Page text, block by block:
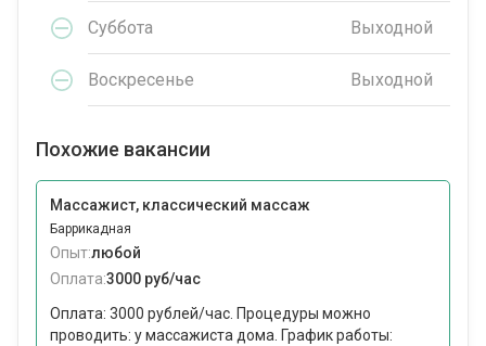
Суббота Выходной
Воскресенье Выходной
Похожие вакансии
Массажист, классический массаж
Баррикадная
Опыт:любой
Оплата:3000 руб/час
Оплата: 3000 рублей/час. Процедуры можно
проводить: у массажиста дома. График работы: